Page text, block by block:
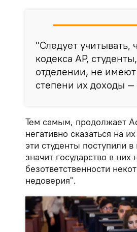
"Следует учитывать,
кодекса АР,
отделении, не имеют
степени их доходы
Тем самым, продолжает
негативно сказаться на
эти студенты поступили
значит государство в
безответственности
недоверия".